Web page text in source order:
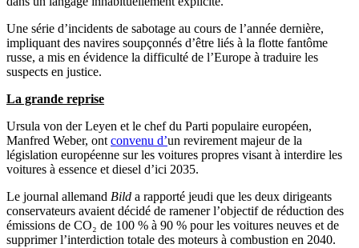
Une série d’incidents de sabotage au cours de l’année dernière,
impliquant des navires soupçonnés d’être liés à la flotte fantôme
russe, a mis en évidence la difficulté de l’Europe à traduire les
suspects en justice.
La grande reprise
Ursula von der Leyen et le chef du Parti populaire européen,
Manfred Weber, ont convenu d’un revirement majeur de la
législation européenne sur les voitures propres visant à interdire les
voitures à essence et diesel d’ici 2035.
Le journal allemand Bild a rapporté jeudi que les deux dirigeants
conservateurs avaient décidé de ramener l’objectif de réduction des
émissions de CO₂ de 100 % à 90 % pour les voitures neuves et de
supprimer l’interdiction totale des moteurs à combustion en 2040.